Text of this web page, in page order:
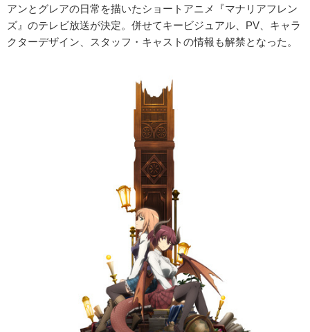
アンとグレアの日常を描いたショートアニメ『マナリアフレン
ズ』のテレビ放送が決定。併せてキービジュアル、PV、キャラ
クターデザイン、スタッフ・キャストの情報も解禁となった。